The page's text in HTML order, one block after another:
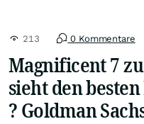
213 0 Kommentare
Magnificent 7
sieht den
? Goldman